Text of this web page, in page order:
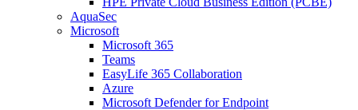
AquaSec
Microsoft
Microsoft 365
Teams
EasyLife 365 Collaboration
Azure
Microsoft Defender for Endpoint